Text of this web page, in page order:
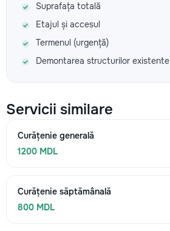
Suprafața totală
Etajul și accesul
Termenul (urgență)
Demontarea structurilor existente
Servicii similare
Curățenie generală
1200 MDL
Curățenie săptămânală
800 MDL